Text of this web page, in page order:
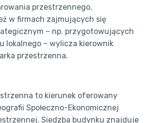
przestrzennego.
w firmach zajmujących się
– np. przygotowujących
lokalnego – wylicza kierownik
przestrzenna.
to kierunek oferowany
Społeczno-Ekonomicznej
Siedzba budynku znajduje